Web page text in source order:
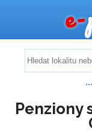
e-
Penziony